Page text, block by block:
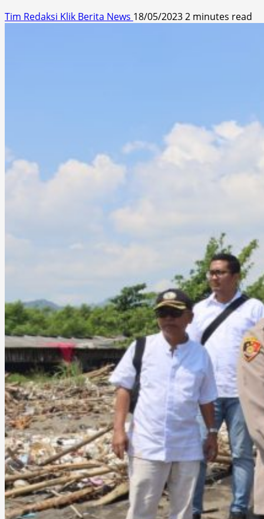
Tim Redaksi Klik Berita News 18/05/20232 minutes read